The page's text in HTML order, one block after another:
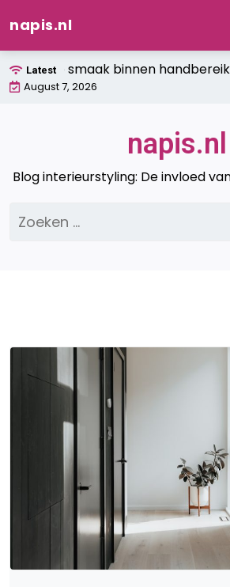
naar
de
napis.nl
Latest
smaak binnen handbereik |
August 7, 2026
napis.nl
Blog interieurstyling: De invloed
naar: